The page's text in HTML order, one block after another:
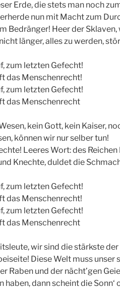
Erde, die stets man noch
nun mit Macht zum
Bedränger! Heer der Sklaven,
länger, alles zu werden,
zum letzten Gefecht!
das Menschenrecht!
zum letzten Gefecht!
das Menschenrecht
kein Gott, kein Kaiser,
können wir nur selber tun!
Leeres Wort: des
Knechte, duldet die
zum letzten Gefecht!
das Menschenrecht!
zum letzten Gefecht!
das Menschenrecht
wir sind die stärkste
Diese Welt muss unser
Raben und der nächt’gen
dann scheint die Sonn‘